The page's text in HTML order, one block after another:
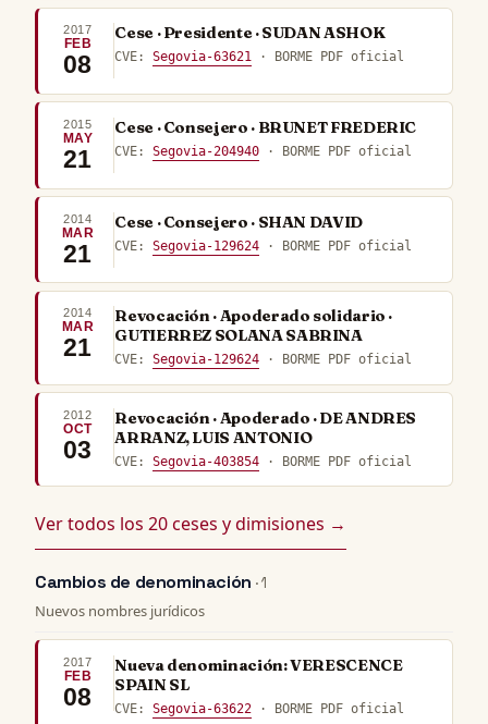
2017
FEB
08
Cese · Presidente · SUDAN ASHOK
CVE:Segovia-63621 · BORME PDF oficial
2015
MAY
21
Cese · Consejero · BRUNET FREDERIC
CVE:Segovia-204940 · BORME PDF oficial
2014
MAR
21
Cese · Consejero · SHAN DAVID
CVE:Segovia-129624 · BORME PDF oficial
2014
MAR
21
Revocación · Apoderado solidario ·
GUTIERREZ SOLANA SABRINA
CVE:Segovia-129624 · BORME PDF oficial
2012
OCT
03
Revocación · Apoderado · DE ANDRES
ARRANZ, LUIS ANTONIO
CVE:Segovia-403854 · BORME PDF oficial
Ver todos los 20 ceses y dimisiones →
Cambios de denominación · 1
Nuevos nombres jurídicos
2017
FEB
08
Nueva denominación: VERESCENCE
SPAIN SL
CVE:Segovia-63622 · BORME PDF oficial